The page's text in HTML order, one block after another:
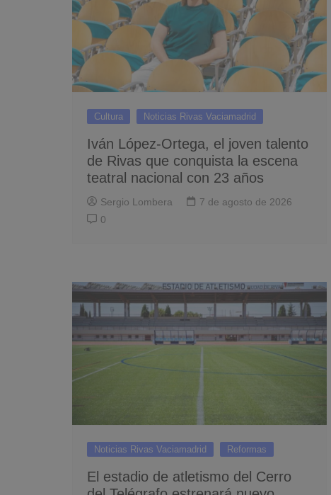
Cultura Noticias Rivas Vaciamadrid
Iván López-Ortega, el joven talento
de Rivas que conquista la escena
teatral nacional con 23 años
Sergio Lombera
7 de agosto de 2026
0
Noticias Rivas Vaciamadrid Reformas
El estadio de atletismo del Cerro